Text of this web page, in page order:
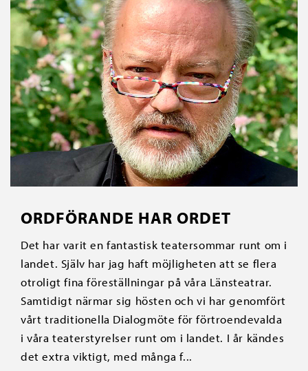
ORDFÖRANDE HAR ORDET
Det har varit en fantastisk teatersommar runt om i
landet. Själv har jag haft möjligheten att se flera
otroligt fina föreställningar på våra Länsteatrar.
Samtidigt närmar sig hösten och vi har genomfört
vårt traditionella Dialogmöte för förtroendevalda
i våra teaterstyrelser runt om i landet. I år kändes
det extra viktigt, med många f...